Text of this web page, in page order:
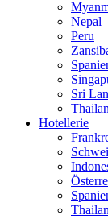
Nepal
Peru
Sri
Hotellerie